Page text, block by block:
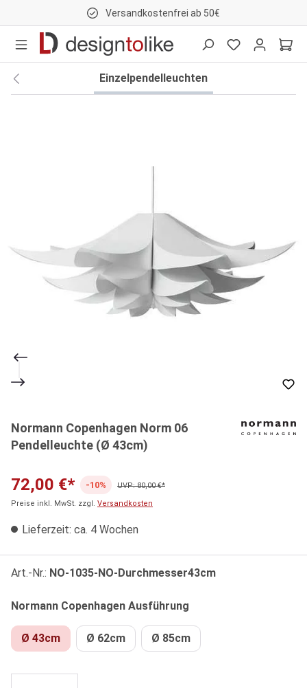
Versandkostenfrei ab 50€
Einzelpendelleuchten
Normann Copenhagen Norm 06
Pendelleuchte (Ø 43cm)
72,00 €* -10%
UVP: 80,00 €*
Preise inkl. MwSt. zzgl. Versandkosten
Lieferzeit: ca. 4 Wochen
Art.-Nr.: NO-1035-NO-Durchmesser43cm
Normann Copenhagen Ausführung
Ø 43cm Ø 62cm Ø 85cm